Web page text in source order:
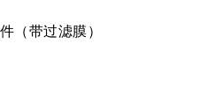
（带过滤膜）